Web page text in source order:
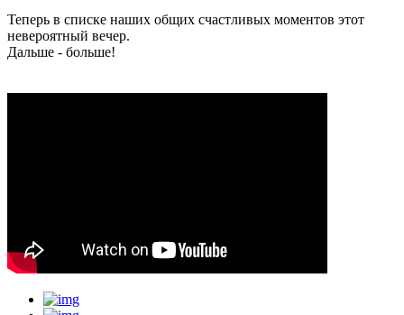
Теперь в списке наших общих счастливых моментов этот
невероятный вечер.
Дальше - больше!